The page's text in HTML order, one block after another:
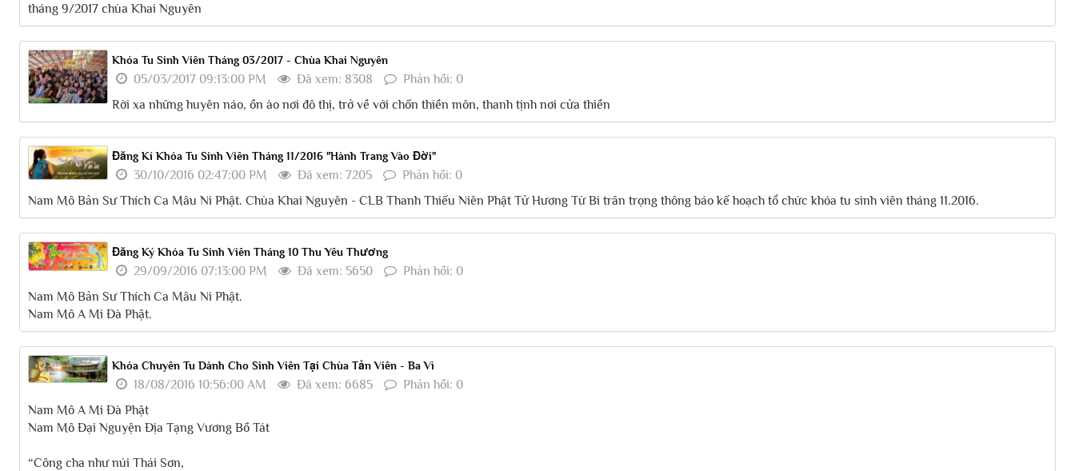
tháng 9/2017 chùa Khai Nguyên
Khóa Tu Sinh Viên Tháng 03/2017 - Chùa Khai Nguyên
05/03/2017 09:13:00 PM Đã xem: 8308
Phản hồi: 0
Rời xa những huyên náo, ồn ào nơi đô thị, trở về với chốn thiền môn, thanh tịnh nơi cửa thiền
Đăng Kí Khóa Tu Sinh Viên Tháng 11/2016 "Hành Trang Vào Đời"
30/10/2016 02:47:00 PM Đã xem: 7205
Phản hồi: 0
Nam Mô Bản Sư Thích Ca Mâu Ni Phật. Chùa Khai Nguyên - CLB Thanh Thiếu Niên Phật Tử Hương Từ Bi trân trọng thông báo kế hoạch tổ chức khóa tu sinh viên tháng 11.2016.
Đăng Ký Khóa Tu Sinh Viên Tháng 10 Thu Yêu Thương
29/09/2016 07:13:00 PM Đã xem: 5650
Phản hồi: 0
Nam Mô Bản Sư Thích Ca Mâu Ni Phật.
Nam Mô A Mi Đà Phật.
Khóa Chuyên Tu Dành Cho Sinh Viên Tại Chùa Tản Viên - Ba Vì
18/08/2016 10:56:00 AM Đã xem: 6685
Phản hồi: 0
Nam Mô A Mi Đà Phật
Nam Mô Đại Nguyện Địa Tạng Vương Bồ Tát
“Công cha như núi Thái Sơn,